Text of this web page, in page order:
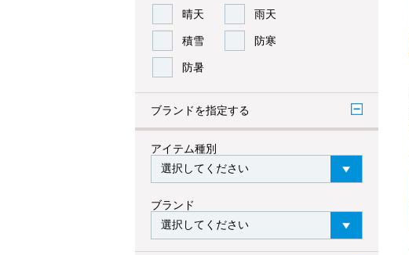
晴天 雨天
積雪 防寒
防暑
ブランドを指定する
アイテム種別
ブランド